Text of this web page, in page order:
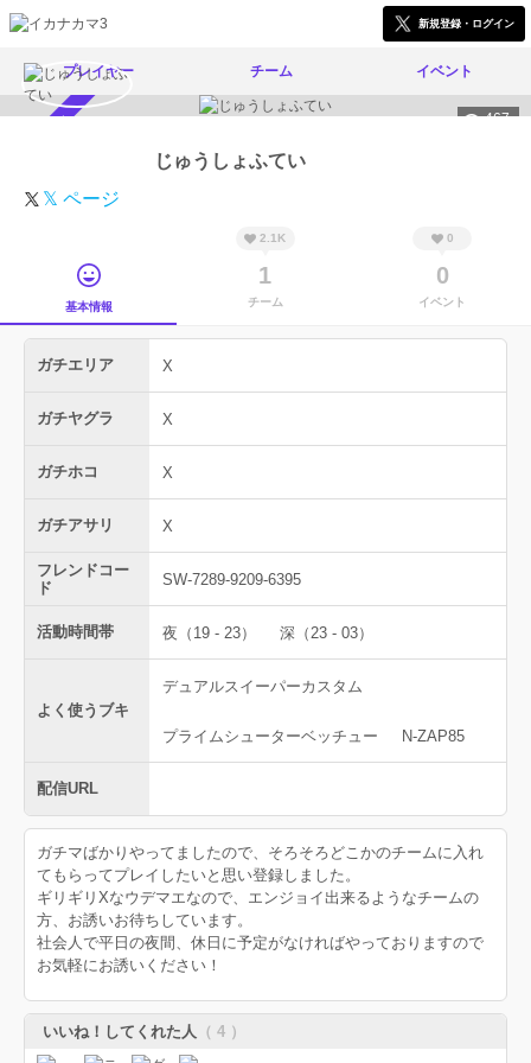
新規登録・ログイン
プレイヤー チーム イベント
467
じゅうしょふてい
𝕏 ページ
基本情報
2.1K
1
チーム
0
0
イベント
ガチエリア X
ガチヤグラ X
ガチホコ X
ガチアサリ X
フレンドコー
ド
SW-7289-9209-6395
活動時間帯 夜（19 - 23） 深（23 - 03）
よく使うブキ
デュアルスイーパーカスタム
プライムシューターベッチュー N-ZAP85
配信URL
ガチマばかりやってましたので、そろそろどこかのチームに入れ
てもらってプレイしたいと思い登録しました。
ギリギリXなウデマエなので、エンジョイ出来るようなチームの
方、お誘いお待ちしています。
社会人で平日の夜間、休日に予定がなければやっておりますので
お気軽にお誘いください！
いいね！してくれた人 （ 4 ）